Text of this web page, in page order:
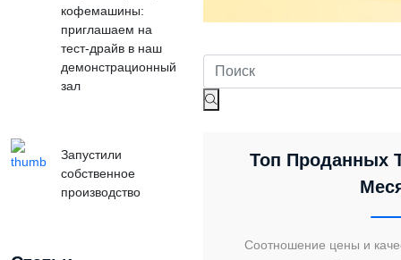
кофемашины:
приглашаем на
тест-драйв в наш
демонстрационный
зал
Запустили
собственное
производство
Топ Проданных
Соотношение цены и